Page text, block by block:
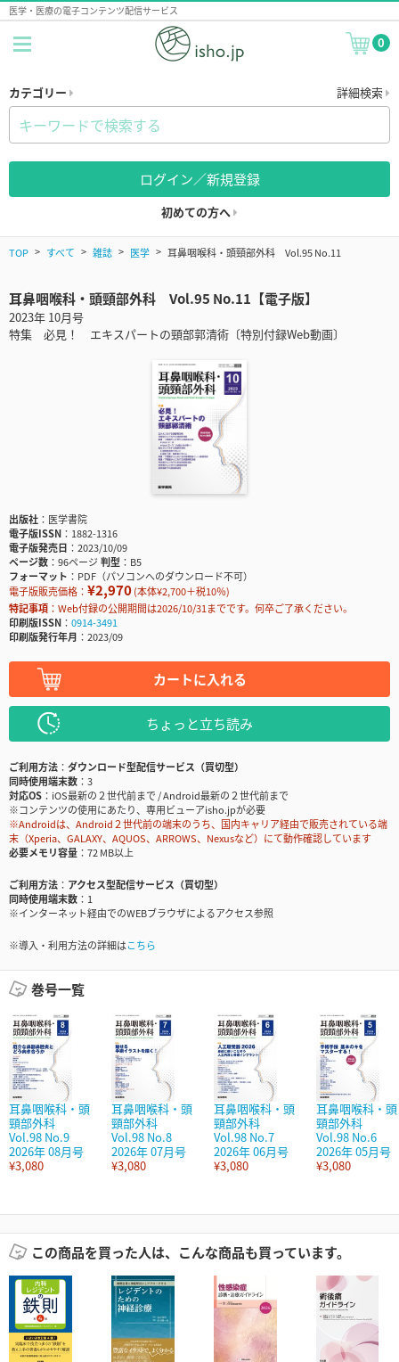
医学・医療の電子コンテンツ配信サービス
0
カテゴリー 詳細検索
ログイン／新規登録
初めての方へ
TOP すべて 雑誌 医学 耳鼻咽喉科・頭頸部外科 Vol.95 No.11
耳鼻咽喉科・頭頸部外科 Vol.95 No.11【電子版】
2023年 10月号
特集 必見！ エキスパートの頸部郭清術〔特別付録Web動画〕
出版社
医学書院
電子版ISSN
1882-1316
電子版発売日
2023/10/09
ページ数
96ページ判型
B5
フォーマット
PDF（パソコンへのダウンロード不可）
電子版販売価格： ¥2,970(本体¥2,700＋税10％)
特記事項
Web付録の公開期間は2026/10/31までです。何卒ご了承ください。
印刷版ISSN
0914-3491
印刷版発行年月
2023/09
カートに入れる
ちょっと立ち読み
ご利用方法
ダウンロード型配信サービス（買切型）
同時使用端末数
3
対応OS
iOS最新の２世代前まで / Android最新の２世代前まで
※コンテンツの使用にあたり、専用ビューアisho.jpが必要
※Androidは、Android２世代前の端末のうち、国内キャリア経由で販売されている端
末（Xperia、GALAXY、AQUOS、ARROWS、Nexusなど）にて動作確認しています
必要メモリ容量
72 MB以上
ご利用方法
アクセス型配信サービス（買切型）
同時使用端末数
1
※インターネット経由でのWEBブラウザによるアクセス参照
※導入・利用方法の詳細はこちら
巻号一覧
耳鼻咽喉科・頭
頸部外科
Vol.98 No.9
2026年 08月号
¥3,080
耳鼻咽喉科・頭
頸部外科
Vol.98 No.8
2026年 07月号
¥3,080
耳鼻咽喉科・頭
頸部外科
Vol.98 No.7
2026年 06月号
¥3,080
耳鼻咽喉科・頭
頸部外科
Vol.98 No.6
2026年 05月号
¥3,080
この商品を買った人は、こんな商品も買っています。